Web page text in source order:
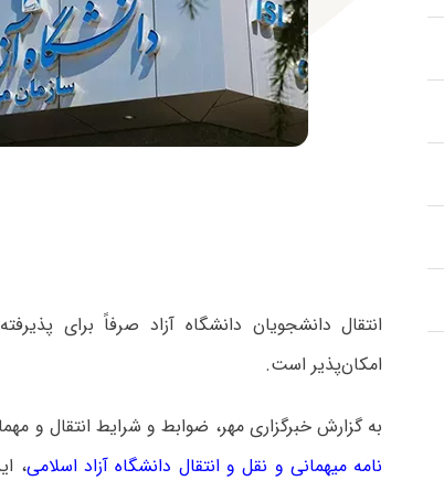
انتقال دانشجویان دانشگاه آزاد صرفاً برای
امکان‌پذیر است.
به گزارش خبرگزاری مهر، ضوابط و شرایط انتقال و
نامه میهمانی و نقل و انتقال دانشگاه آزاد اسلامی،